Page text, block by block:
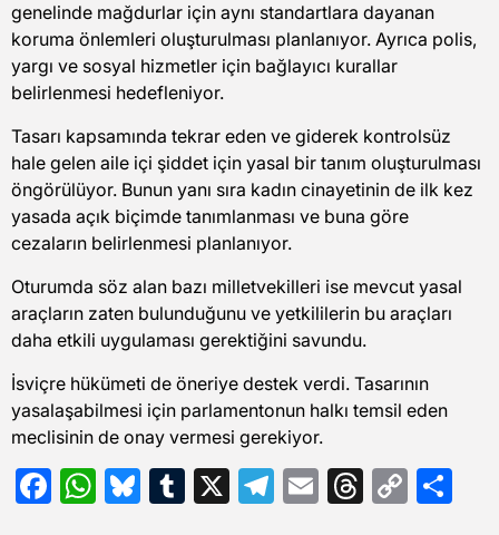
genelinde mağdurlar için aynı standartlara dayanan
koruma önlemleri oluşturulması planlanıyor. Ayrıca polis,
yargı ve sosyal hizmetler için bağlayıcı kurallar
belirlenmesi hedefleniyor.
Tasarı kapsamında tekrar eden ve giderek kontrolsüz
hale gelen aile içi şiddet için yasal bir tanım oluşturulması
öngörülüyor. Bunun yanı sıra kadın cinayetinin de ilk kez
yasada açık biçimde tanımlanması ve buna göre
cezaların belirlenmesi planlanıyor.
Oturumda söz alan bazı milletvekilleri ise mevcut yasal
araçların zaten bulunduğunu ve yetkililerin bu araçları
daha etkili uygulaması gerektiğini savundu.
İsviçre hükümeti de öneriye destek verdi. Tasarının
yasalaşabilmesi için parlamentonun halkı temsil eden
meclisinin de onay vermesi gerekiyor.
Facebook
WhatsApp
Bluesky
Tumblr
X Telegram
EmailThreads
Copy